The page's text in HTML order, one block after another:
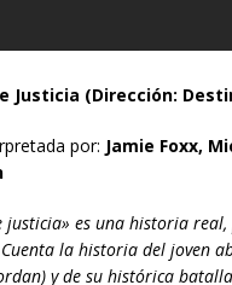
Justicia (Dirección:
por: Jamie Foxx,
justicia» es una historia
la historia del joven
y de su histórica